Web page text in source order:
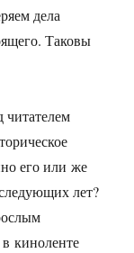
дела
Таковы
читателем
его или же
лет?
киноленте